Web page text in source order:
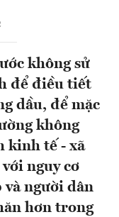
không sử
để điều tiết
dầu, để mặc
không
kinh tế - xã
nguy cơ
người dân
hơn trong